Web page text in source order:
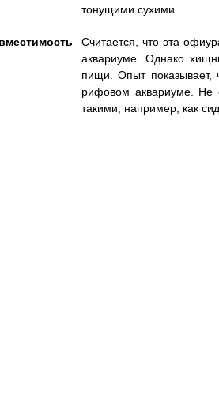
тонущими сухими.
Считается, что эта
аквариуме. Однако
пищи. Опыт показывает,
рифовом аквариуме. Не
такими, например, как